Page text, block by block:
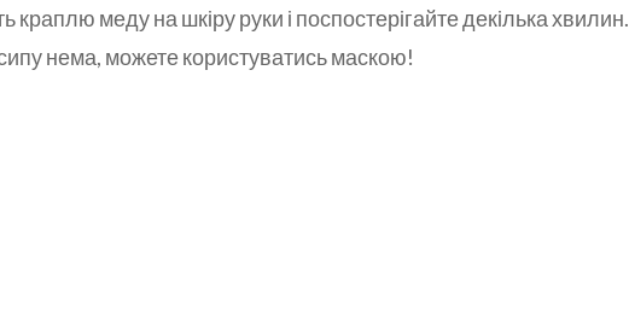
краплю меду на шкіру руки і поспостерігайте декілька хвилин.
нема, можете користуватись маскою!